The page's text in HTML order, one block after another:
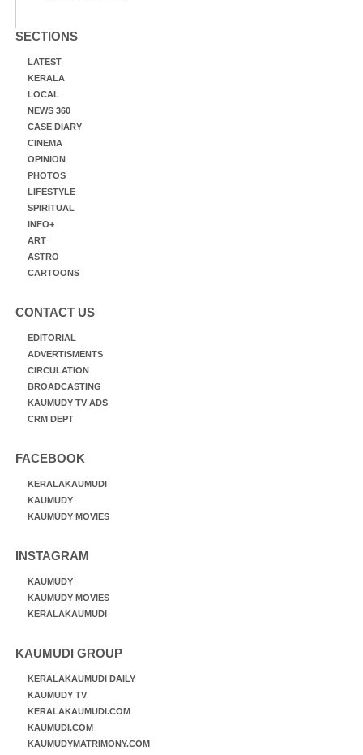
SECTIONS
LATEST
KERALA
LOCAL
NEWS 360
CASE DIARY
CINEMA
OPINION
PHOTOS
LIFESTYLE
SPIRITUAL
INFO+
ART
ASTRO
CARTOONS
CONTACT US
EDITORIAL
ADVERTISMENTS
CIRCULATION
BROADCASTING
KAUMUDY TV ADS
CRM DEPT
FACEBOOK
KERALAKAUMUDI
KAUMUDY
KAUMUDY MOVIES
INSTAGRAM
KAUMUDY
KAUMUDY MOVIES
KERALAKAUMUDI
KAUMUDI GROUP
KERALAKAUMUDI DAILY
KAUMUDY TV
KERALAKAUMUDI.COM
KAUMUDI.COM
KAUMUDYMATRIMONY.COM